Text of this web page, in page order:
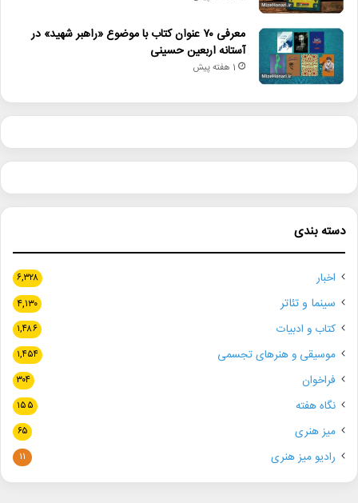
معرفی ۷۰ عنوان کتاب با موضوع «راهبر شهید» در
آستانه اربعین حسینی
1 هفته پیش
دسته بندی
اخبار ۶,۳۲۸
سینما و تئاتر ۴,۱۳۰
کتاب و ادبیات ۱,۴۸۶
موسیقی و هنرهای تجسمی ۱,۴۵۴
فراخوان ۳۰۴
نگاه هفته ۱۵۵
میز هنری ۶۵
رادیو میز هنری ۱۱